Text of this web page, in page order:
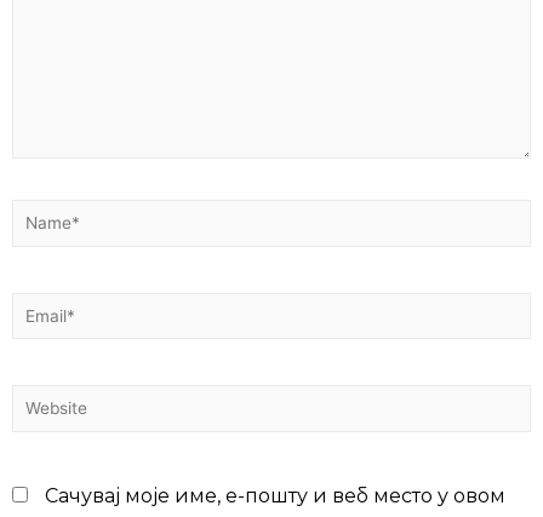
Сачувај моје име, е-пошту и веб место у овом